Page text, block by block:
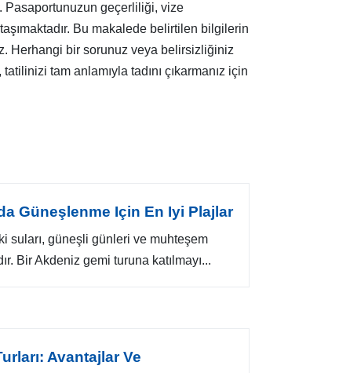
Pasaportunuzun geçerliliği, vize
Bu makalede belirtilen bilgilerin
Herhangi bir sorunuz veya belirsizliğiniz
tam anlamıyla tadını çıkarmanız için
Güneşlenme Için En Iyi Plajlar
suları, güneşli günleri ve muhteşem
Bir Akdeniz gemi turuna katılmayı...
Avantajlar Ve